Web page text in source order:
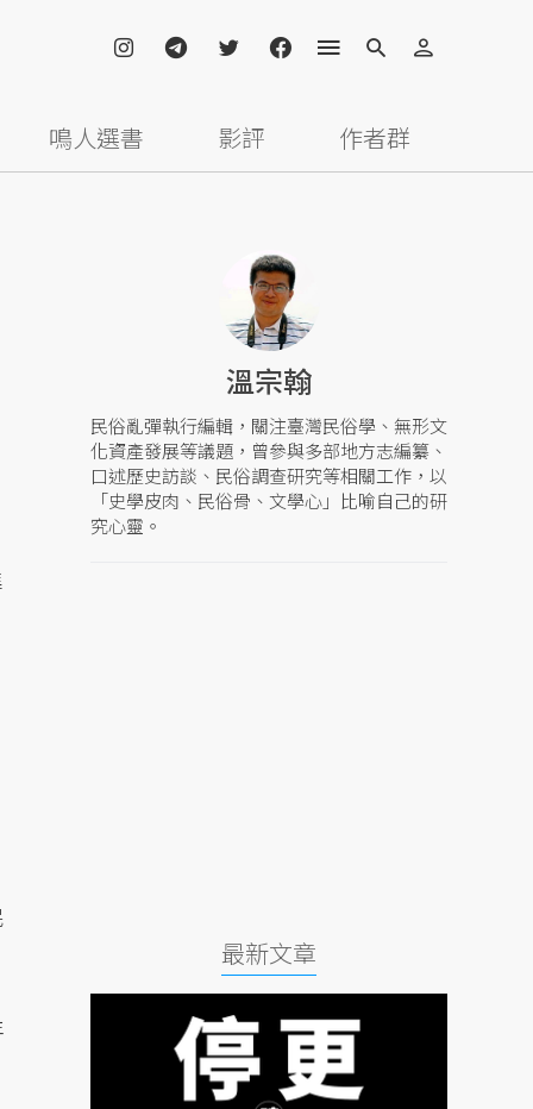
鳴人選書 影評 作者群
溫宗翰
民俗亂彈執行編輯，關注臺灣民俗學、無形文
化資產發展等議題，曾參與多部地方志編纂、
口述歷史訪談、民俗調查研究等相關工作，以
「史學皮肉、民俗骨、文學心」比喻自己的研
究心靈。
最新文章